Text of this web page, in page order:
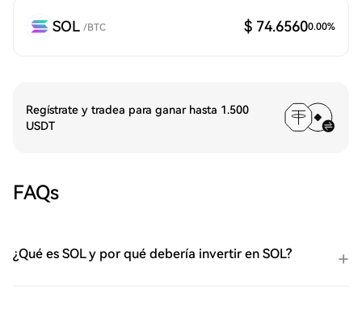
SOL /BTC $ 74.65600.00%
Regístrate y tradea para ganar hasta 1.500
USDT
FAQs
¿Qué es SOL y por qué debería invertir en SOL?